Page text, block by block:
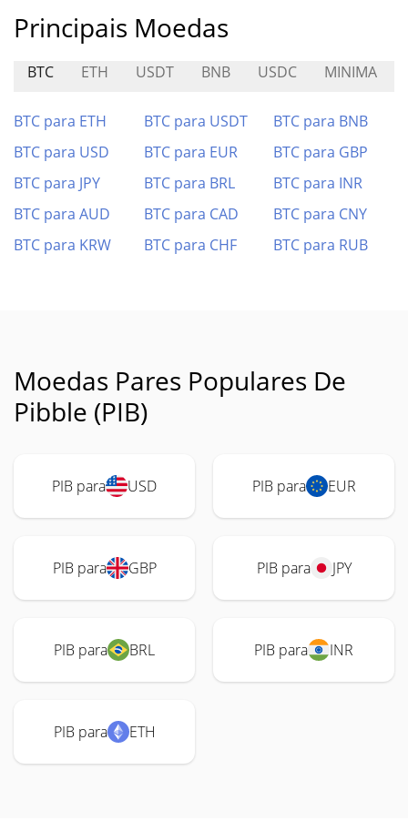
Principais Moedas
BTC ETH USDT BNB USDC MINIMA
BTC para ETH BTC para USDT
BTC para BNB
BTC para USD
BTC para EUR
BTC para GBP
BTC para JPY
BTC para BRL
BTC para INR
BTC para AUD
BTC para CAD
BTC para CNY
BTC para KRW
BTC para CHF BTC para RUB
Moedas Pares Populares De
Pibble (PIB)
PIB para USD PIB para EUR
PIB para GBP PIB para JPY
PIB para BRL PIB para INR
PIB para ETH